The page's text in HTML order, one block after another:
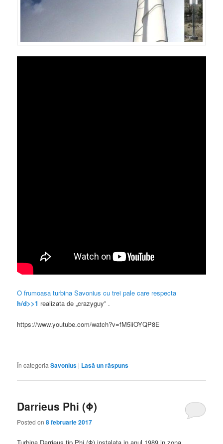
O frumoasa turbina Savonius cu trei pale care respecta
h/d>>1 realizata de „crazyguy” .
https://www.youtube.com/watch?v=fM5iiOYQP8E
În categoria Savonius | Lasă un răspuns
Darrieus Phi (Φ)
Posted on8 februarie 2017